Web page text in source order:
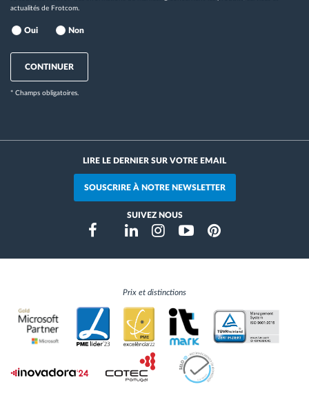
actualités de Frotcom.
Oui Non
CONTINUER
* Champs obligatoires.
LIRE LE DERNIER SUR VOTRE EMAIL
SOUSCRIRE À NOTRE NEWSLETTER
SUIVEZ NOUS
Facebook
Twitter
LinkedinInstragramYoutubePinterest
Prix et distinctions